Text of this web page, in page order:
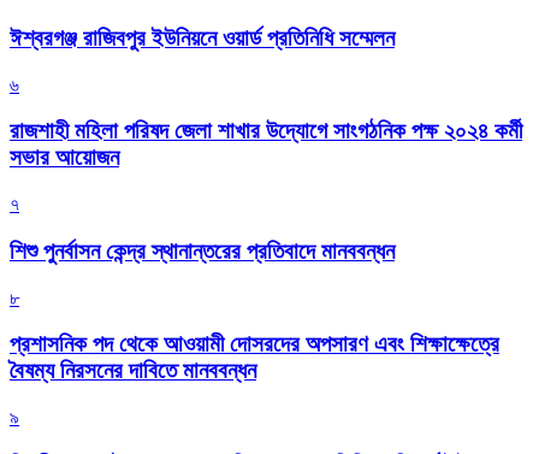
ঈশ্বরগঞ্জ রাজিবপুর ইউনিয়নে ওয়ার্ড প্রতিনিধি সম্মেলন
৬
রাজশাহী মহিলা পরিষদ জেলা শাখার উদ্যোগে সাংগঠনিক পক্ষ ২০২৪ কর্মী
সভার আয়োজন
৭
শিশু পুনর্বাসন কেন্দ্র স্থানান্তরের প্রতিবাদে মানববন্ধন
৮
প্রশাসনিক পদ থেকে আওয়ামী দোসরদের অপসারণ এবং শিক্ষাক্ষেত্রে
বৈষম্য নিরসনের দাবিতে মানববন্ধন
৯